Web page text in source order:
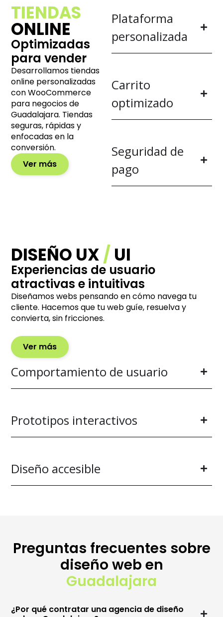
TIENDAS
ONLINE
Optimizadas
para vender
Desarrollamos tiendas
online personalizadas
con WooCommerce
para negocios de
Guadalajara. Tiendas
seguras, rápidas y
enfocadas en la
conversión.
Ver más
Plataforma
personalizada
Carrito
optimizado
Seguridad de
pago
Comportamiento de usuario
Prototipos interactivos
Diseño accesible
DISEÑO UX/ UI
Experiencias de usuario
atractivas e intuitivas
Diseñamos webs pensando en cómo navega tu
cliente. Hacemos que tu web guíe, resuelva y
convierta, sin fricciones.
Ver más
Preguntas frecuentes sobre
diseño web en
Guadalajara
¿Por qué contratar una agencia de diseño